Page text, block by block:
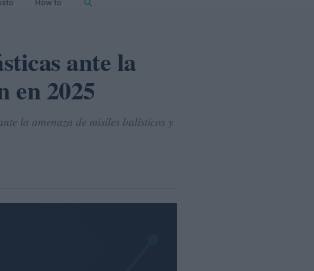
How to
ante la
en 2025
la amenaza de misiles balísticos y